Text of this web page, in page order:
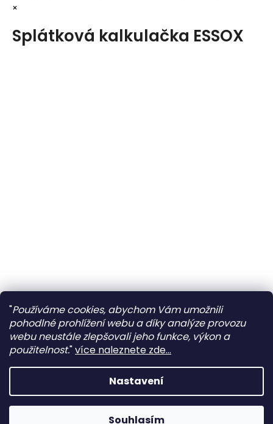
"Používáme cookies, abychom Vám umožnili
pohodlné prohlížení webu a díky analýze provozu
webu neustále zlepšovali jeho funkce, výkon a
použitelnost."více naleznete zde...
Nastavení
Souhlasím
×
Splátková kalkulačka ESSOX